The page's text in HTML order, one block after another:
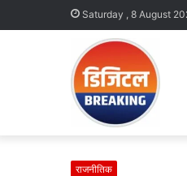
Saturday , 8 August
राजनीतिक